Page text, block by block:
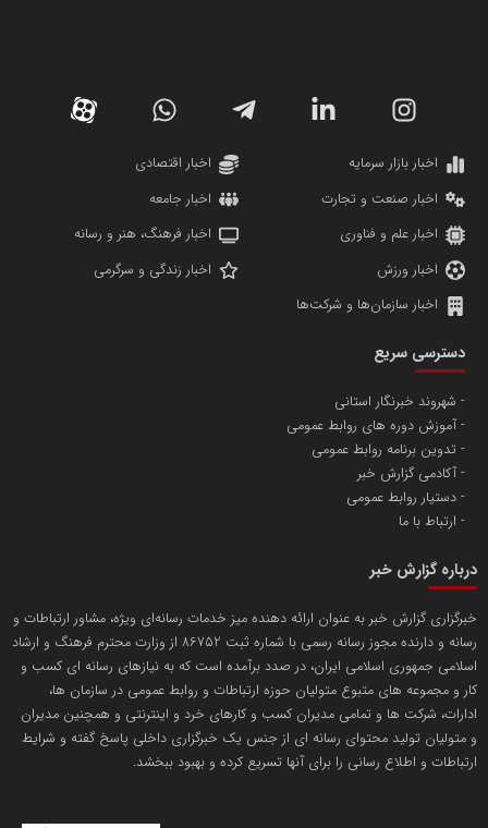
دانشگاه سئوی ایران
پایگاه اطلاع رسانی اعتلای نهادهای مردمی
پایگاه اطلاع رسانی دریا و نفت
تامین آهن اسفنجی تولیدکنندگان فولاد در کشور
تریبون
انتشار گسترده محتوا در رسانه گزارش خبر
مریم حاج نوروز نظری
مسعودصادقی
محمدعلی کرمعلی
اخبار بازار سرمایه
اخبار اقتصادی
اخبار صنعت و تجارت
اخبار جامعه
اخبار علم و فناوری
اخبار فرهنگ، هنر و رسانه
اخبار ورزش
اخبار زندگی و سرگرمی
اخبار سازمان‌ها و شرکت‌ها
دسترسی سریع
شهروند خبرنگار استانی
آموزش دوره های روابط عمومی
تدوین برنامه روابط عمومی
آکادمی گزارش خبر
دستیار روابط عمومی
ارتباط با ما
درباره گزارش خبر
خبرگزاری گزارش خبر به عنوان ارائه دهنده میز خدمات رسانه‌ای ویژه، مشاور ارتباطات و
رسانه و دارنده مجوز رسانه رسمی با شماره ثبت 86752 از وزارت محترم فرهنگ و ارشاد
اسلامی جمهوری اسلامی ایران، در صدد برآمده است که به نیازهای رسانه ای کسب و
کار و مجموعه های متبوع متولیان حوزه ارتباطات و روابط عمومی در سازمان ها،
ادارات، شرکت ها و تمامی مدیران کسب و کارهای خرد و اینترنتی و همچنین مدیران
و متولیان تولید محتوای رسانه ای از جنس یک خبرگزاری داخلی پاسخ گفته و شرایط
ارتباطات و اطلاع رسانی را برای آنها تسریع کرده و بهبود ببخشد.